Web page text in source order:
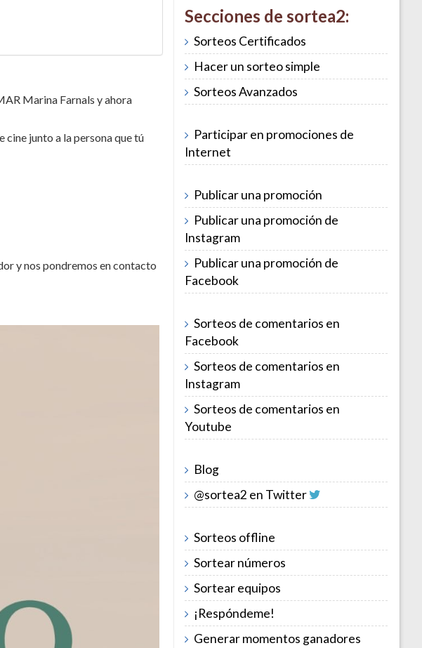
Marina Farnals y ahora
cine junto a la persona que tú
y nos pondremos en contacto
Secciones de sortea2:
Sorteos Certificados
Hacer un sorteo simple
Sorteos Avanzados
Participar en promociones de
Internet
Publicar una promoción
Publicar una promoción de
Instagram
Publicar una promoción de
Facebook
Sorteos de comentarios en
Facebook
Sorteos de comentarios en
Instagram
Sorteos de comentarios en
Youtube
Blog
@sortea2 en Twitter
Sorteos offline
Sortear números
Sortear equipos
¡Respóndeme!
Generar momentos ganadores